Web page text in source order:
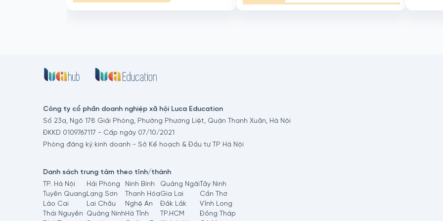
Công ty cổ phần doanh nghiệp xã hội Luca Education
Số 23a, Ngõ 178 Giải Phóng, Phường Phương Liệt, Quận Thanh Xuân, Hà Nội
ĐKKD 0109767117 - Cấp ngày 07/10/2021
Phòng đăng ký kinh doanh - Sở Kế hoạch & Đầu tư TP Hà Nội
Danh sách trung tâm theo tỉnh/thành
TP. Hà Nội
Tuyên Quang
Lào Cai
Thái Nguyên
Hải Phòng
Lạng Sơn
Lai Châu
Quảng Ninh
Ninh Bình
Thanh Hóa
Nghệ An
Hà Tĩnh
Quảng Ngãi
Gia Lai
Đắk Lắk
TP.HCM
Tây Ninh
Cần Thơ
Vĩnh Long
Đồng Tháp